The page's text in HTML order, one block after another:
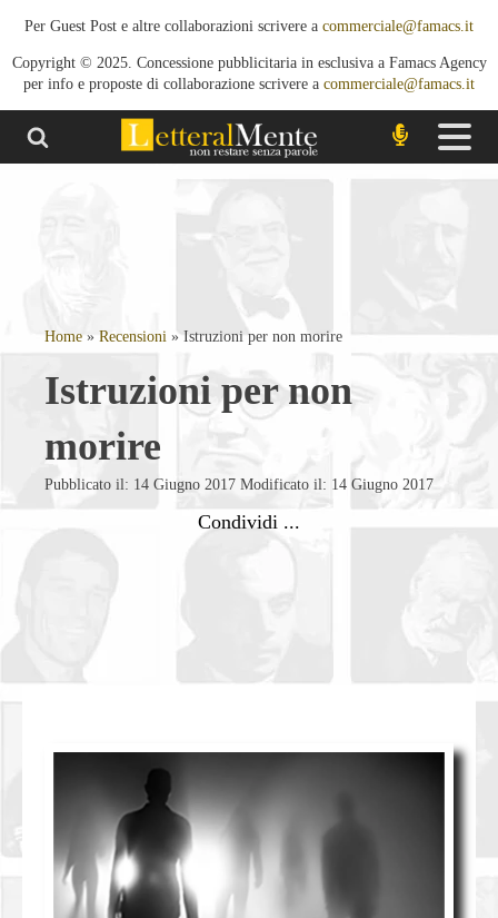
Per Guest Post e altre collaborazioni scrivere a commerciale@famacs.it
Copyright © 2025. Concessione pubblicitaria in esclusiva a Famacs Agency
per info e proposte di collaborazione scrivere a commerciale@famacs.it
Home » Recensioni »Istruzioni per non morire
Istruzioni per non
morire
Pubblicato il: 14 Giugno 2017 Modificato il: 14 Giugno 2017
Condividi ...